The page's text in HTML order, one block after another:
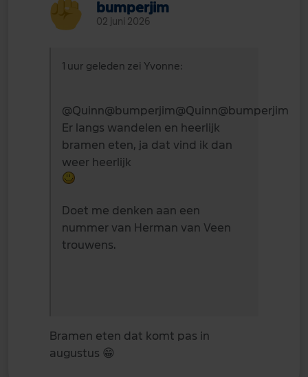
bumperjim
02 juni 2026
1 uur geleden zei Yvonne:
@Quinn@bumperjim@Quinn@bumperjim
Er langs wandelen en heerlijk
bramen eten, ja dat vind ik dan
weer heerlijk
Doet me denken aan een
nummer van Herman van Veen
trouwens.
Bramen eten dat komt pas in
augustus 😁